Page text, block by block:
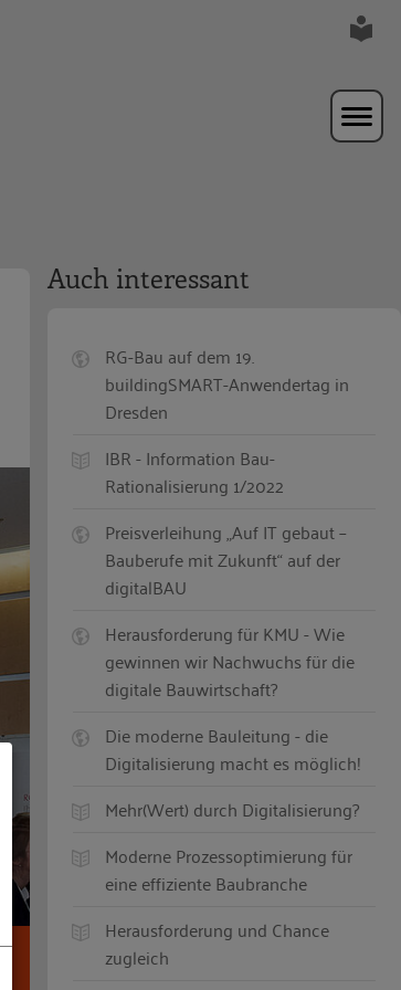
Auch interessant
RG-Bau auf dem 19.
buildingSMART-Anwendertag in
Dresden
IBR - Information Bau-
Rationalisierung 1/2022
Preisverleihung „Auf IT gebaut –
Bauberufe mit Zukunft“ auf der
digitalBAU
Herausforderung für KMU - Wie
gewinnen wir Nachwuchs für die
digitale Bauwirtschaft?
Die moderne Bauleitung - die
Digitalisierung macht es möglich!
Mehr(Wert) durch Digitalisierung?
Moderne Prozessoptimierung für
eine effiziente Baubranche
Herausforderung und Chance
zugleich